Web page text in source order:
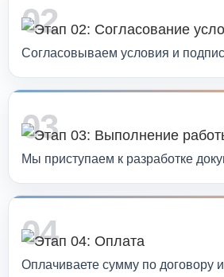
02
Согласовываем условия и
03
Мы приступаем к разработке
04
Оплачиваете сумму по договору